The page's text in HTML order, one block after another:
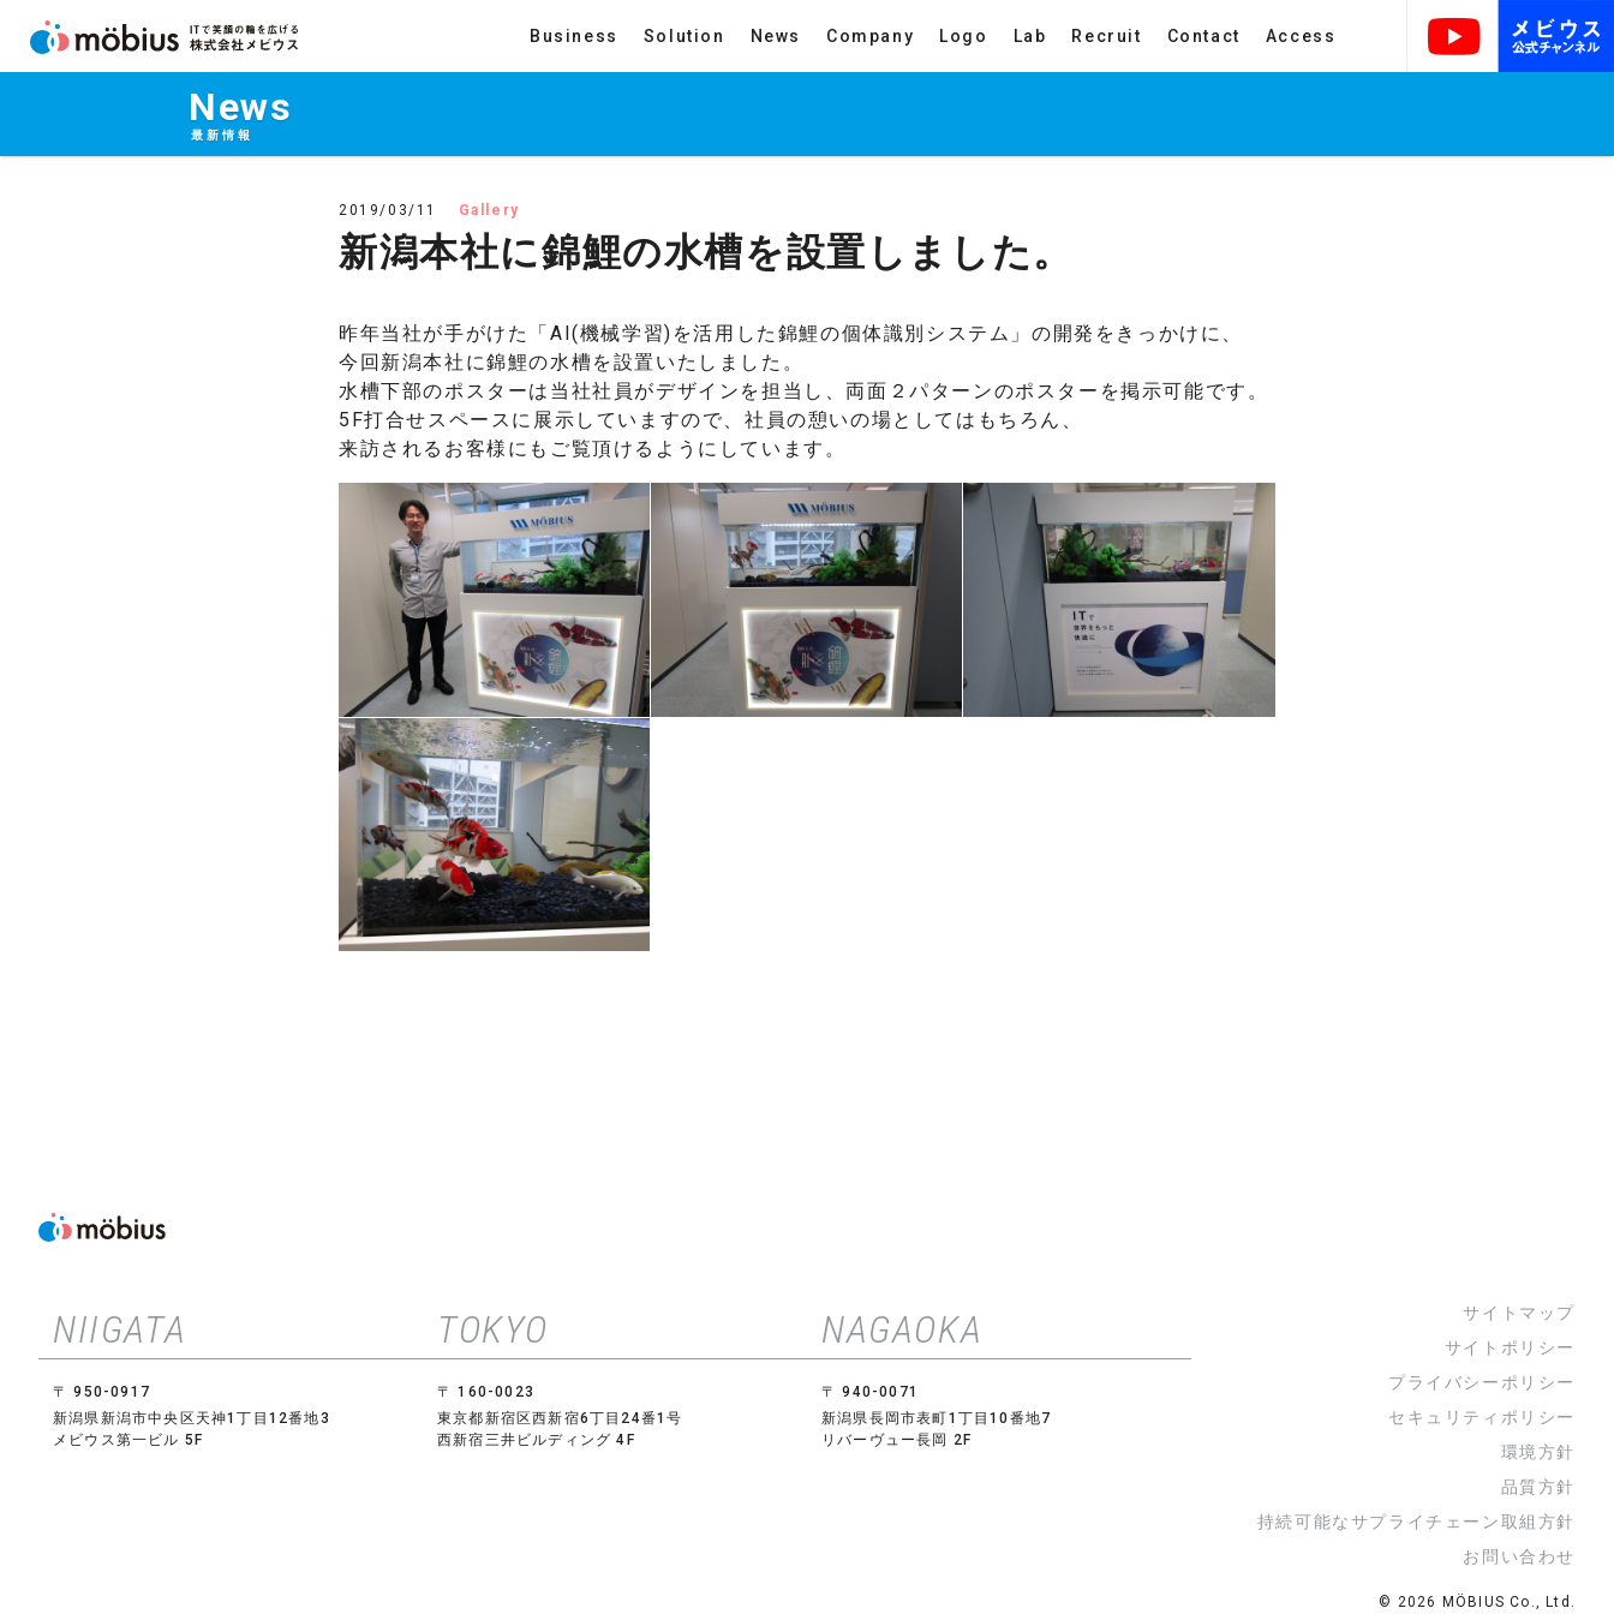
Business Solution News Company Logo Lab Recruit Contact Access
News
最新情報
2019/03/11 Gallery
新潟本社に錦鯉の水槽を設置しました。
昨年当社が手がけた「AI(機械学習)を活用した錦鯉の個体識別システム」の開発をきっかけに、
今回新潟本社に錦鯉の水槽を設置いたしました。
水槽下部のポスターは当社社員がデザインを担当し、両面２パターンのポスターを掲示可能です。
5F打合せスペースに展示していますので、社員の憩いの場としてはもちろん、
来訪されるお客様にもご覧頂けるようにしています。
NIIGATA
〒 950-0917
新潟県新潟市中央区天神1丁目12番地3
メビウス第一ビル 5F
TOKYO
〒 160-0023
東京都新宿区西新宿6丁目24番1号
西新宿三井ビルディング 4F
NAGAOKA
〒 940-0071
新潟県長岡市表町1丁目10番地7
リバーヴュー長岡 2F
サイトマップ
サイトポリシー
プライバシーポリシー
セキュリティポリシー
環境方針
品質方針
持続可能なサプライチェーン取組方針
お問い合わせ
© 2026 MÖBIUS Co., Ltd.